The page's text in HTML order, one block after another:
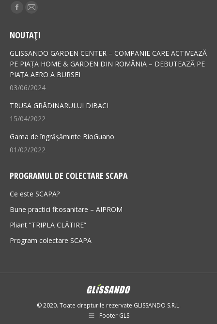
Find us on:
Facebook
opens
in
new
window
Mail
opens
in
new
window
NOUTAȚI
GLISSANDO GARDEN CENTER – COMPANIE CARE ACTIVEAZĂ
PE PIAȚA HOME & GARDEN DIN ROMÂNIA – DEBUTEAZĂ PE
PIAȚA AERO A BURSEI
03/06/2024
TRUSA GRĂDINARULUI DIBACI
15/04/2022
Gama de îngrășăminte BioGuano
01/02/2022
PROGRAMUL DE COLECTARE SCAPA
Ce este SCAPA?
Bune practici fitosanitare – AIPROM
Pliant ”TRIPLA CLĂTIRE”
Program colectare SCAPA
© 2020. Toate drepturile rezervate GLISSANDO S.R.L.
Footer GLS